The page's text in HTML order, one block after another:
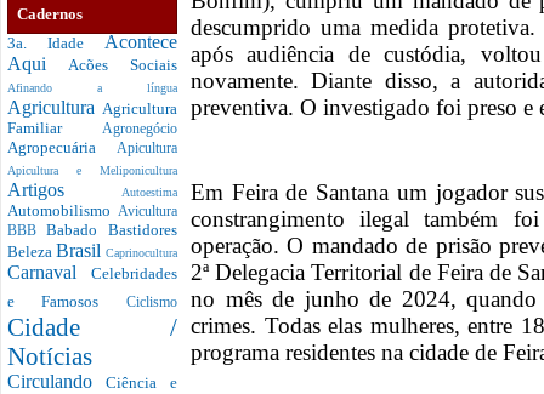
Cadernos
3a. Idade Acontece
Aqui Acões Sociais
Afinando a língua
Agricultura Agricultura
Familiar Agronegócio
Agropecuária Apicultura
Apicultura e Meliponicultura
Artigos Autoestima
Automobilismo Avicultura
BBBBabado Bastidores
Beleza Brasil Caprinocultura
Carnaval Celebridades
e Famosos Ciclismo
Cidade /
Notícias
CirculandoCiência e
descumprido uma medida
após audiência de custódia,
novamente. Diante disso, a
preventiva. O investigado foi preso e
Em Feira de Santana um jogador
constrangimento ilegal também
operação. O mandado de prisão
2ª Delegacia Territorial de Feira de
no mês de junho de 2024, quando
crimes. Todas elas mulheres, entre
programa residentes na cidade de